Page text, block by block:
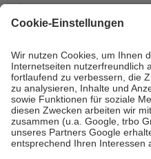
mit.
Grundsätzlich leisten Mitglieder
höchstens zehn Euro.
Es sind
Kosten der Leistung zu
Diese Regeln gelten
Bei Heilmitteln und häuslicher
Zuzahlung zehn Prozent der
Verordnung.
Um das Engagement der
stärken und die besondere